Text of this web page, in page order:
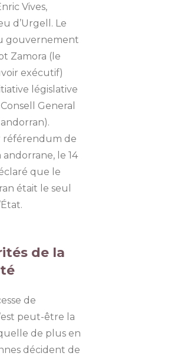
Vives,
d’Urgell. Le
gouvernement
Zamora (le
exécutif)
législative
General
référendum de
le 14
que le
était le seul
de la
de
peut-être la
de plus en
décident de